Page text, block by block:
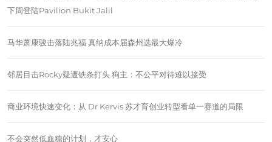
下周登陆Pavilion Bukit Jalil
马华萧康骏击落陆兆福 真纳成本届森州选最大爆冷
邻居目击Rocky疑遭铁条打头 狗主：不公平对待难以接受
商业环境快速变化：从 Dr Kervis 苏才育创业转型看单一赛道的局限
不会突然低血糖的计划，才安心